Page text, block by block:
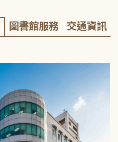
圖書館服務 交通資訊